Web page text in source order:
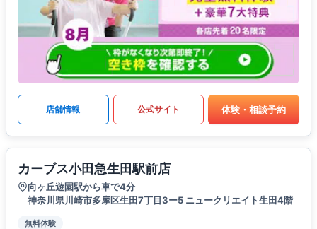
店舗情報 公式サイト 体験・相談予約
カーブス小田急生田駅前店
向ヶ丘遊園駅から車で4分
神奈川県川崎市多摩区生田7丁目3ー5 ニュークリエイト生田4階
無料体験